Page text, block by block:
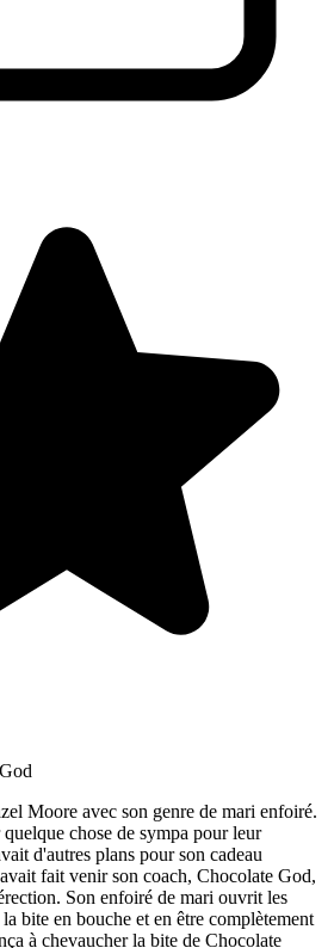
Moore avec son genre de mari enfoiré.
chose de sympa pour leur
d'autres plans pour son cadeau
fait venir son coach, Chocolate God,
Son enfoiré de mari ouvrit les
bite en bouche et en être complètement
à chevaucher la bite de Chocolate